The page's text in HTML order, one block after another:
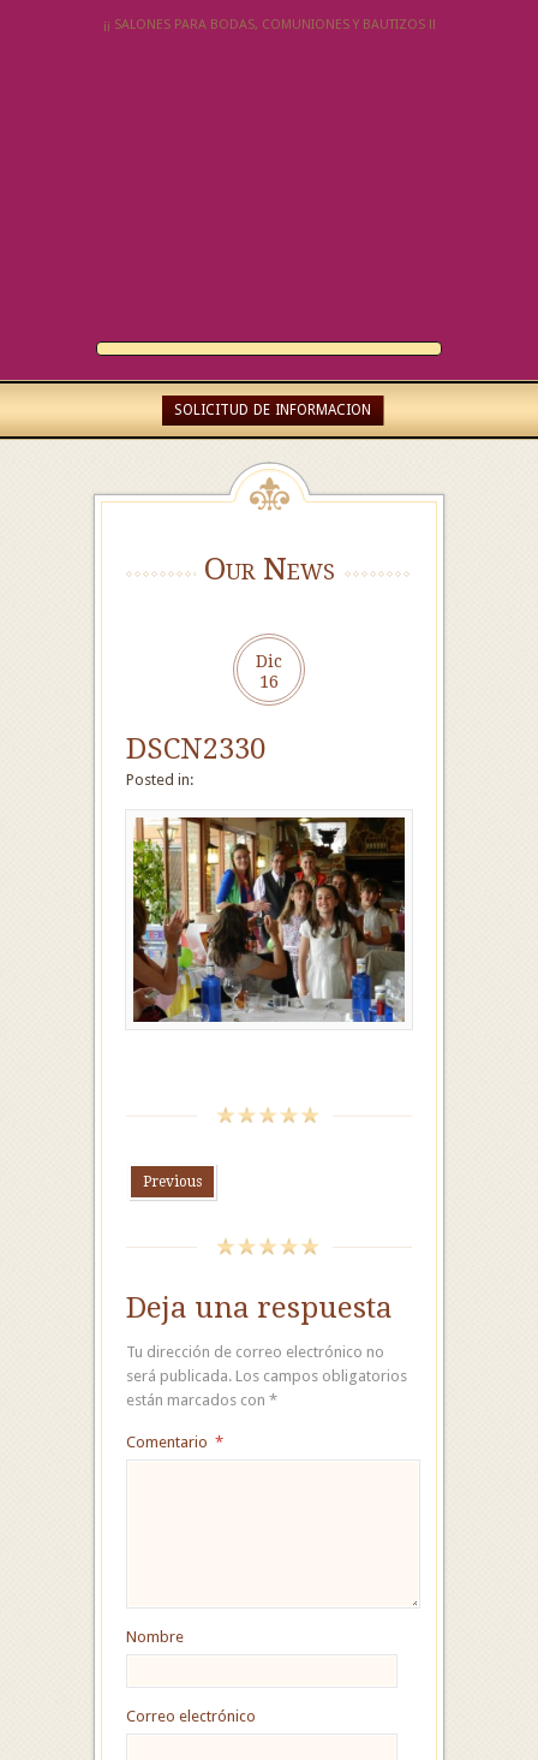
¡¡ SALONES PARA BODAS, COMUNIONES Y BAUTIZOS !!
SOLICITUD DE INFORMACION
Our News
Dic
16
DSCN2330
Posted in:
Previous
Deja una respuesta
Tu dirección de correo electrónico no
será publicada. Los campos obligatorios
están marcados con *
Comentario *
Nombre
Correo electrónico